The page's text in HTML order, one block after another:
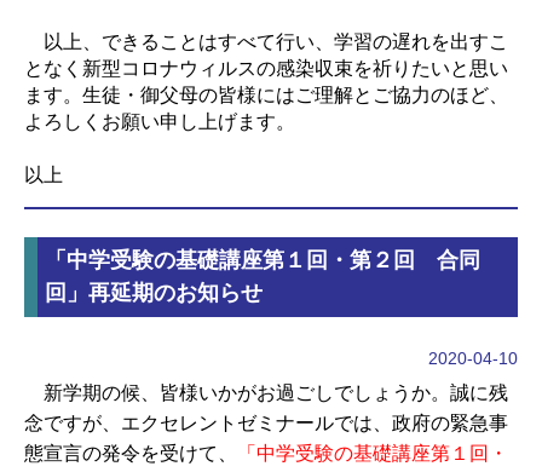
以上、できることはすべて行い、学習の遅れを出すこ
となく新型コロナウィルスの感染収束を祈りたいと思い
ます。生徒・御父母の皆様にはご理解とご協力のほど、
よろしくお願い申し上げます。
以上
「中学受験の基礎講座第１回・第２回 合同
回」再延期のお知らせ
2020-04-10
新学期の候、皆様いかがお過ごしでしょうか。誠に残
念ですが、エクセレントゼミナールでは、政府の緊急事
態宣言の発令を受けて、
「中学受験の基礎講座第１回・